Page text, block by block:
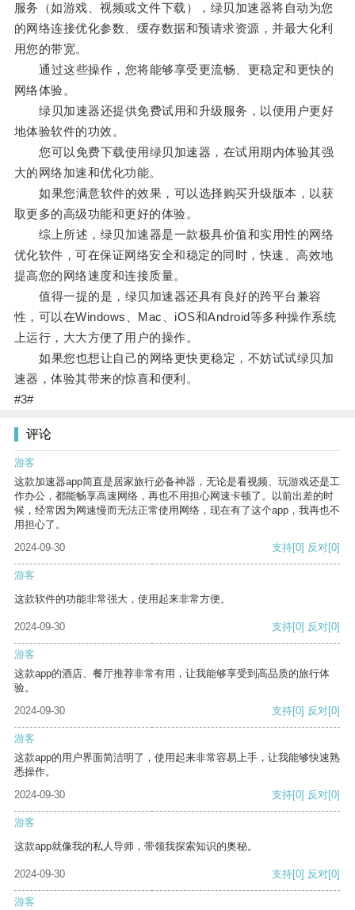
服务（如游戏、视频或文件下载），绿贝加速器将自动为您
的网络连接优化参数、缓存数据和预请求资源，并最大化利
用您的带宽。
通过这些操作，您将能够享受更流畅、更稳定和更快的
网络体验。
绿贝加速器还提供免费试用和升级服务，以便用户更好
地体验软件的功效。
您可以免费下载使用绿贝加速器，在试用期内体验其强
大的网络加速和优化功能。
如果您满意软件的效果，可以选择购买升级版本，以获
取更多的高级功能和更好的体验。
综上所述，绿贝加速器是一款极具价值和实用性的网络
优化软件，可在保证网络安全和稳定的同时，快速、高效地
提高您的网络速度和连接质量。
值得一提的是，绿贝加速器还具有良好的跨平台兼容
性，可以在Windows、Mac、iOS和Android等多种操作系统
上运行，大大方便了用户的操作。
如果您也想让自己的网络更快更稳定，不妨试试绿贝加
速器，体验其带来的惊喜和便利。
#3#
评论
游客
这款加速器app简直是居家旅行必备神器，无论是看视频、玩游戏还是工
作办公，都能畅享高速网络，再也不用担心网速卡顿了。以前出差的时
候，经常因为网速慢而无法正常使用网络，现在有了这个app，我再也不
用担心了。
2024-09-30
支持[0] 反对[0]
游客
这款软件的功能非常强大，使用起来非常方便。
2024-09-30 支持[0] 反对[0]
游客
这款app的酒店、餐厅推荐非常有用，让我能够享受到高品质的旅行体
验。
2024-09-30
支持[0] 反对[0]
游客
这款app的用户界面简洁明了，使用起来非常容易上手，让我能够快速熟
悉操作。
2024-09-30
支持[0] 反对[0]
游客
这款app就像我的私人导师，带领我探索知识的奥秘。
2024-09-30 支持[0] 反对[0]
游客